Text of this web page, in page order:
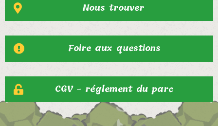
Nous trouver
Foire aux questions
CGV - réglement du parc